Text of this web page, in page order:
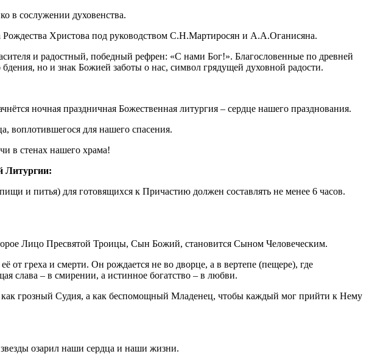
в сослужении духовенства.
Христова под руководством С.Н.Мартиросян и А.А.Оганисяна.
и радостный, победный рефрен: «С нами Бог!». Благословенные по древней
но и знак Божией заботы о нас, символ грядущей духовной радости.
ночная праздничная Божественная литургия – сердце нашего празднования.
воплотившегося для нашего спасения.
в стенах нашего храма!
Литургии:
и питья) для готовящихся к Причастию должен составлять не менее 6 часов.
Лицо Пресвятой Троицы, Сын Божий, становится Сыном Человеческим.
от греха и смерти. Он рождается не во дворце, а в вертепе (пещере), где
слава – в смирении, а истинное богатство – в любви.
как грозный Судия, а как беспомощный Младенец, чтобы каждый мог прийти к Нему
озарил наши сердца и наши жизни.